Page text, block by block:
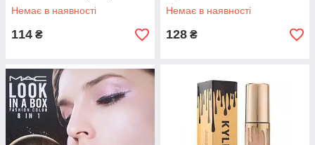
Немає в наявності
114 ₴
Немає в наявності
128 ₴